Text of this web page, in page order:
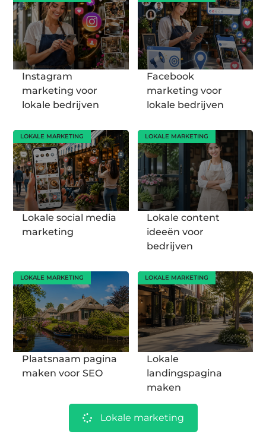
Instagram
marketing voor
lokale bedrijven
Facebook
marketing voor
lokale bedrijven
LOKALE MARKETING
Lokale social media
marketing
LOKALE MARKETING
Lokale content
ideeën voor
bedrijven
LOKALE MARKETING
Plaatsnaam pagina
maken voor SEO
LOKALE MARKETING
Lokale
landingspagina
maken
Lokale marketing